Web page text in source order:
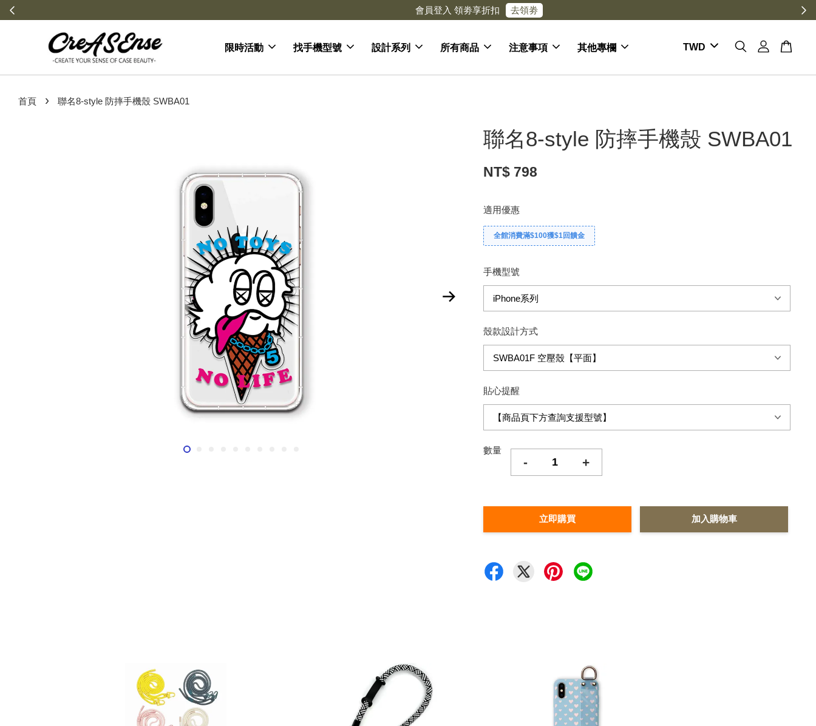
會員登入 領劵享折扣 去領劵
限時活動 找手機型號 設計系列 所有商品 注意事項 其他專欄
首頁 › 聯名8-style 防摔手機殼 SWBA01
聯名8-style 防摔手機殼 SWBA01
NT$ 798
適用優惠
全館消費滿$100獲$1回饋金
手機型號
殼款設計方式
貼心提醒
數量
- +
立即購買 加入購物車